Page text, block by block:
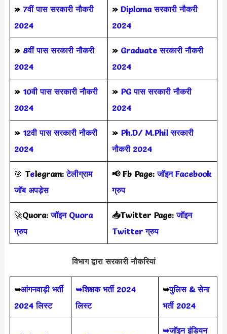
» 7वीं पास सरकारी नौकरी
2024
» Diploma सरकारी नौकरी
2024
» 8वीं पास सरकारी नौकरी
2024
» Graduate सरकारी नौकरी
2024
» 10वी पास सरकारी नौकरी
2024
» PG पास सरकारी नौकरी
2024
» 12वी पास सरकारी नौकरी
2024
» Ph.D/ M.Phil सरकारी
नौकरी 2024
🎯 Telegram: टेलीग्राम
जॉब अपड़ेस
📢 Fb Page:जॉइन Facebook
ग्रुप
🚀Quora:जॉइन Quora
ग्रुप
📥Twitter Page:जॉइन
Twitter ग्रुप
विभाग द्वारा सरकारी नौकरियां
➥आंगनवाड़ी भर्ती
2024 लिस्ट
➥शिक्षक भर्ती 2024
लिस्ट
➥पुलिस & सेना
भर्ती 2024
➥जॉइन इंडियन